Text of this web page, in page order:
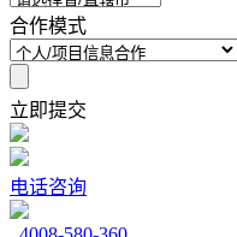
合作模式
立即提交
电话咨询